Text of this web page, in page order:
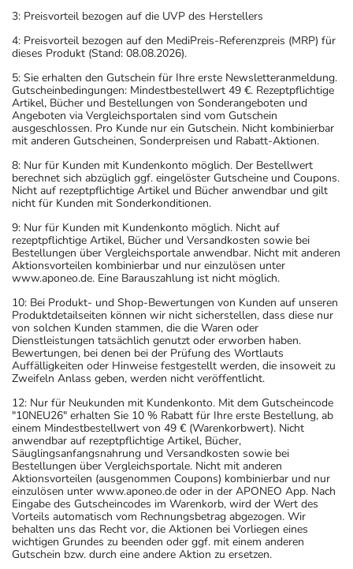
3: Preisvorteil bezogen auf die UVP des Herstellers
4: Preisvorteil bezogen auf den MediPreis-Referenzpreis (MRP) für
dieses Produkt (Stand: 08.08.2026).
5: Sie erhalten den Gutschein für Ihre erste Newsletteranmeldung.
Gutscheinbedingungen: Mindestbestellwert 49 €. Rezeptpflichtige
Artikel, Bücher und Bestellungen von Sonderangeboten und
Angeboten via Vergleichsportalen sind vom Gutschein
ausgeschlossen. Pro Kunde nur ein Gutschein. Nicht kombinierbar
mit anderen Gutscheinen, Sonderpreisen und Rabatt-Aktionen.
8: Nur für Kunden mit Kundenkonto möglich. Der Bestellwert
berechnet sich abzüglich ggf. eingelöster Gutscheine und Coupons.
Nicht auf rezeptpflichtige Artikel und Bücher anwendbar und gilt
nicht für Kunden mit Sonderkonditionen.
9: Nur für Kunden mit Kundenkonto möglich. Nicht auf
rezeptpflichtige Artikel, Bücher und Versandkosten sowie bei
Bestellungen über Vergleichsportale anwendbar. Nicht mit anderen
Aktionsvorteilen kombinierbar und nur einzulösen unter
www.aponeo.de. Eine Barauszahlung ist nicht möglich.
10: Bei Produkt- und Shop-Bewertungen von Kunden auf unseren
Produktdetailseiten können wir nicht sicherstellen, dass diese nur
von solchen Kunden stammen, die die Waren oder
Dienstleistungen tatsächlich genutzt oder erworben haben.
Bewertungen, bei denen bei der Prüfung des Wortlauts
Auffälligkeiten oder Hinweise festgestellt werden, die insoweit zu
Zweifeln Anlass geben, werden nicht veröffentlicht.
12: Nur für Neukunden mit Kundenkonto. Mit dem Gutscheincode
"10NEU26" erhalten Sie 10 % Rabatt für Ihre erste Bestellung, ab
einem Mindestbestellwert von 49 € (Warenkorbwert). Nicht
anwendbar auf rezeptpflichtige Artikel, Bücher,
Säuglingsanfangsnahrung und Versandkosten sowie bei
Bestellungen über Vergleichsportale. Nicht mit anderen
Aktionsvorteilen (ausgenommen Coupons) kombinierbar und nur
einzulösen unter www.aponeo.de oder in der APONEO App. Nach
Eingabe des Gutscheincodes im Warenkorb, wird der Wert des
Vorteils automatisch vom Rechnungsbetrag abgezogen. Wir
behalten uns das Recht vor, die Aktionen bei Vorliegen eines
wichtigen Grundes zu beenden oder ggf. mit einem anderen
Gutschein bzw. durch eine andere Aktion zu ersetzen.